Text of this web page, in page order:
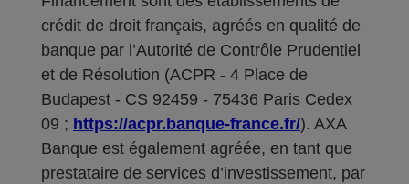
crédit de droit français, agréés en qualité de
banque par l’Autorité de Contrôle Prudentiel
et de Résolution (ACPR - 4 Place de
Budapest - CS 92459 - 75436 Paris Cedex
09 ; https://acpr.banque-france.fr/). AXA
Banque est également agréée, en tant que
prestataire de services d’investissement, par